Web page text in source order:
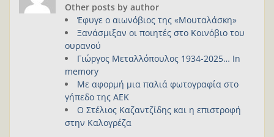
Other posts by author
Έφυγε ο αιωνόβιος της «Μουταλάσκη»
Ξανάσμιξαν οι ποιητές στο Κοινόβιο του
ουρανού
Γιώργος Μεταλλόπουλος 1934-2025… In
memory
Με αφορμή μια παλιά φωτογραφία στο
γήπεδο της ΑΕΚ
Ο Στέλιος Καζαντζίδης και η επιστροφή
στην Καλογρέζα